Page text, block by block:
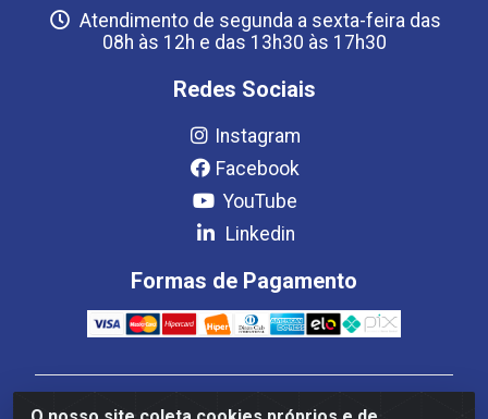
Atendimento de segunda a sexta-feira das
08h às 12h e das 13h30 às 17h30
Redes Sociais
Instagram
Facebook
YouTube
Linkedin
Formas de Pagamento
Estrela Distribuição LTDA - CNPJ 08.691.096/0001-93 -